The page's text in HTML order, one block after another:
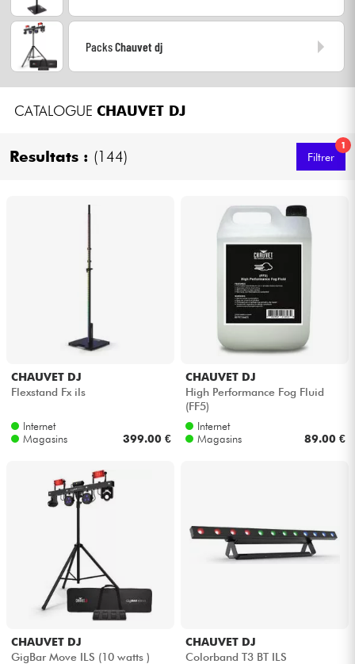
Casques
Micros & HF
DJ
Sono
Violons & Quatuor
Packs
Voir nos marques
PacksChauvet dj
CATALOGUE CHAUVET DJ
Resultats : (144)
1
Filtrer
CHAUVET DJ
Flexstand Fx ils
Internet
Magasins
399.00 €
CHAUVET DJ
High Performance Fog Fluid
(FF5)
Internet
Magasins
89.00 €
CHAUVET DJ
GigBar Move ILS (10 watts )
CHAUVET DJ
Colorband T3 BT ILS